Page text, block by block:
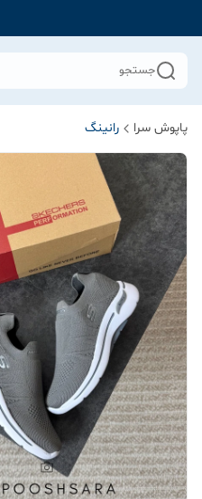
جستجو
پاپوش سرا رانینگ